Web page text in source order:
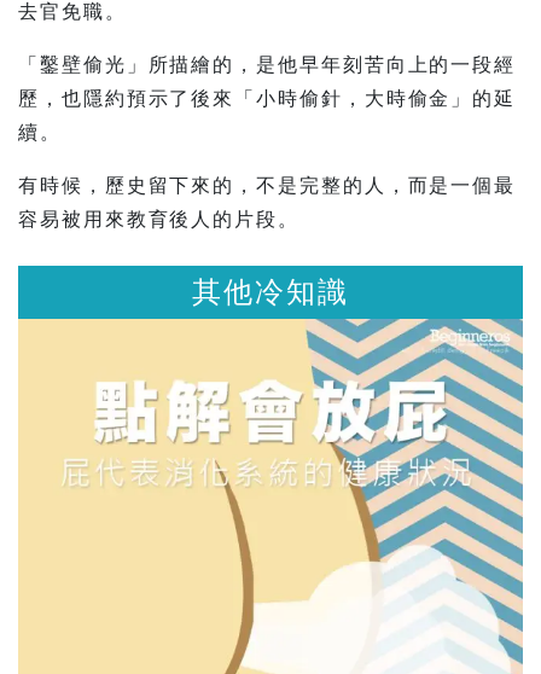
去官免職。
「鑿壁偷光」所描繪的，是他早年刻苦向上的一段經
歷，也隱約預示了後來「小時偷針，大時偷金」的延
續。
有時候，歷史留下來的，不是完整的人，而是一個最
容易被用來教育後人的片段。
其他冷知識